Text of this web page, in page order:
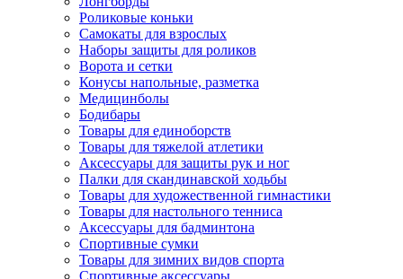
Роликовые коньки
Самокаты для взрослых
Наборы защиты для роликов
Ворота и сетки
Конусы напольные, разметка
Медицинболы
Бодибары
Товары для единоборств
Товары для тяжелой атлетики
Аксессуары для защиты рук и ног
Палки для скандинавской ходьбы
Товары для художественной гимнастики
Товары для настольного тенниса
Аксессуары для бадминтона
Спортивные сумки
Товары для зимних видов спорта
Спортивные аксессуары